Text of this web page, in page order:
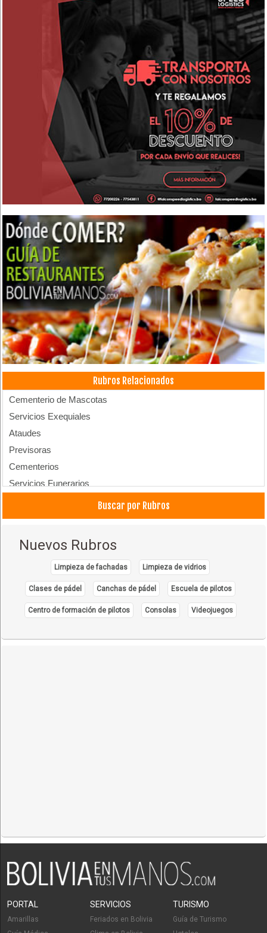
Rubros Relacionados
Cementerio de Mascotas
Servicios Exequiales
Ataudes
Previsoras
Cementerios
Servicios Funerarios
Buscar por Rubros
Nuevos Rubros
Limpieza de fachadas Limpieza de vidrios
Clases de pádel Canchas de pádel Escuela de pilotos
Centro de formación de pilotos Consolas Videojuegos
PORTAL
Amarillas
SERVICIOS
Feriados en Bolivia
TURISMO
Guía de Turismo